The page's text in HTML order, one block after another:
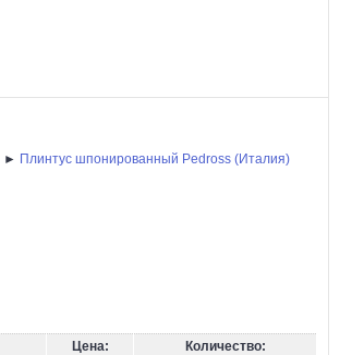
► Плинтус шпонированный Pedross (Италия)
Цена: Количество: